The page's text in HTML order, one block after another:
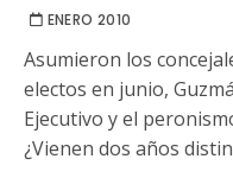
ENERO 2010
Asumieron los
electos en junio,
Ejecutivo y el
¿Vienen dos años